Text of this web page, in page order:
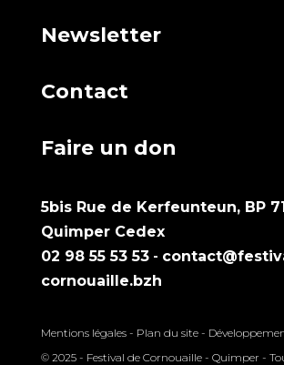
Newsletter
Contact
Faire un don
5bis Rue de Kerfeunteun, BP
Quimper Cedex
02 98 55 53 53-
cornouaille.bzh
Mentions légales- Plan du site-
© 2025 - Festival de Cornouaille - Quimper -